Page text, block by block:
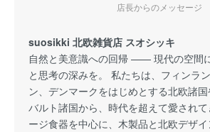
店長からのメッセージ
suosikki 北欧雑貨店 スオシッキ
自然と美意識への回帰 —— 現代の空間
と思考の深みを。 私たちは、フィンラ
ン、デンマークをはじめとする北欧諸
バルト諸国から、時代を超えて愛され
ージ食器を中心に、木製品と北欧デザ